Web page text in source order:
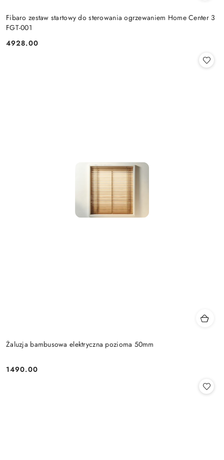
Fibaro zestaw startowy do sterowania ogrzewaniem Home Center 3
FGT-001
Cena:
4928.00
Żaluzja bambusowa elektryczna pozioma 50mm
Cena:
1490.00